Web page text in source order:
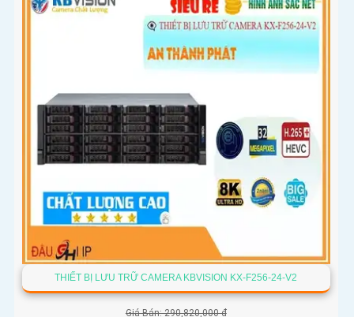
THIẾT BỊ LƯU TRỮ CAMERA KBVISION KX-F256-24-V2
Giá Bán: 290,820,000 ₫